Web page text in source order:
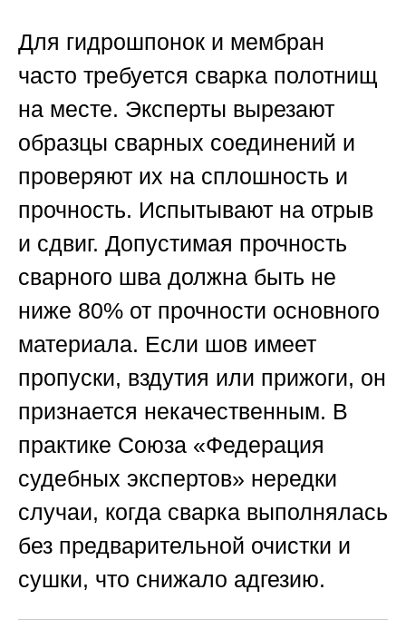
Для гидрошпонок и мембран
часто требуется сварка полотнищ
на месте. Эксперты вырезают
образцы сварных соединений и
проверяют их на сплошность и
прочность. Испытывают на отрыв
и сдвиг. Допустимая прочность
сварного шва должна быть не
ниже 80% от прочности основного
материала. Если шов имеет
пропуски, вздутия или прижоги, он
признается некачественным. В
практике Союза «Федерация
судебных экспертов» нередки
случаи, когда сварка выполнялась
без предварительной очистки и
сушки, что снижало адгезию.